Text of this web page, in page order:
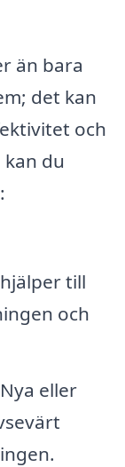
än bara
det kan
och
du
till
och
Nya eller